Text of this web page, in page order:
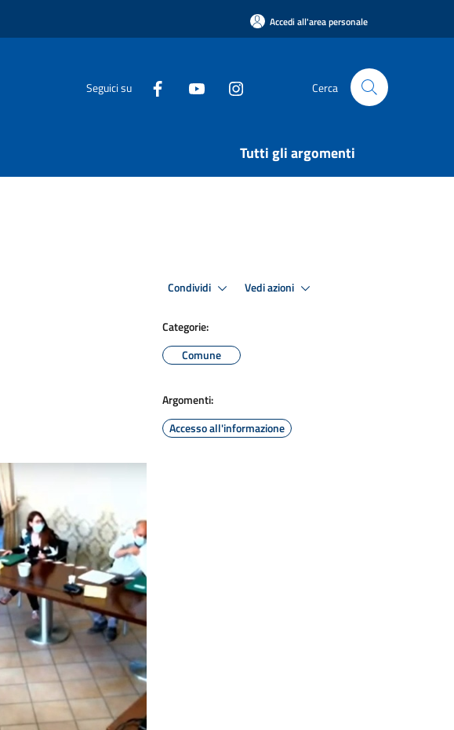
Accedi all'area personale
Seguici su Cerca
Tutti gli argomenti
Condividi Vedi azioni
Categorie:
Comune
Argomenti:
Accesso all'informazione